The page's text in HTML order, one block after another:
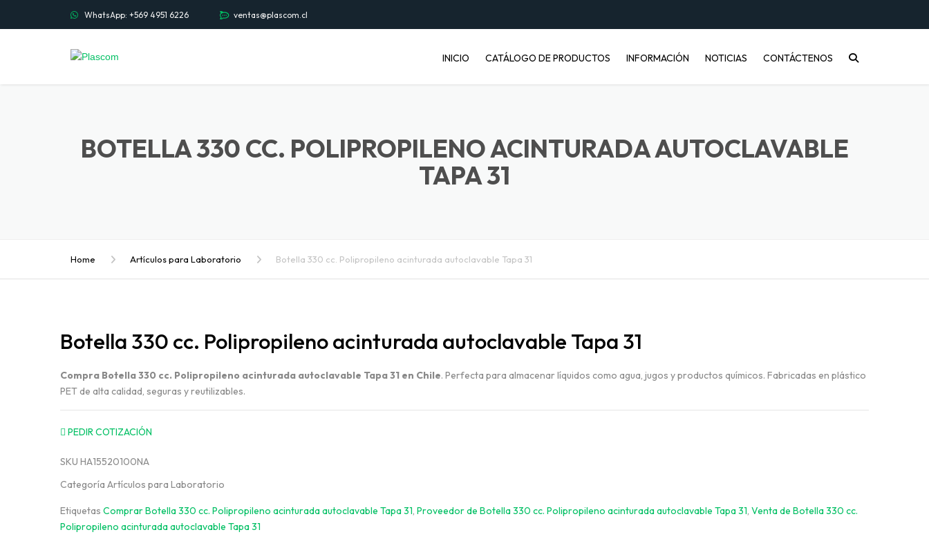
WhatsApp: +569 4951 6226 ventas@plascom.cl
INICIO CATÁLOGO DE PRODUCTOS
BASUREROS
VER TODO
INFORMACIÓN NOTICIAS CONTÁCTENOS
BOTELLA 330 CC. POLIPROPILENO ACINTURADA AUTOCLAVABLE
TAPA 31
Home Artículos para Laboratorio Botella 330 cc. Polipropileno acinturada autoclavable Tapa 31
Botella 330 cc. Polipropileno acinturada autoclavable Tapa 31
Compra Botella 330 cc. Polipropileno acinturada autoclavable Tapa 31 en Chile. Perfecta para almacenar líquidos como agua, jugos y productos químicos. Fabricadas en plástico
PET de alta calidad, seguras y reutilizables.
PEDIR COTIZACIÓN
SKU HA15520100NA
Categoría Artículos para Laboratorio
Etiquetas Comprar Botella 330 cc. Polipropileno acinturada autoclavable Tapa 31, Proveedor de Botella 330 cc. Polipropileno acinturada autoclavable Tapa 31, Venta de Botella 330 cc.
Polipropileno acinturada autoclavable Tapa 31